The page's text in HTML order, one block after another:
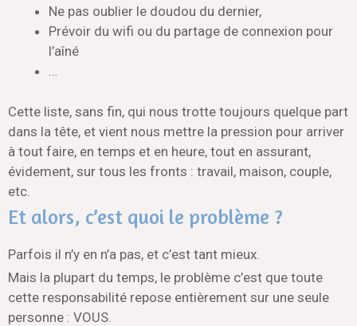
Ne pas oublier le doudou du dernier,
Prévoir du wifi ou du partage de connexion pour
l’aîné
…
Cette liste, sans fin, qui nous trotte toujours quelque part
dans la tête, et vient nous mettre la pression pour arriver
à tout faire, en temps et en heure, tout en assurant,
évidement, sur tous les fronts : travail, maison, couple,
etc.
Et alors, c’est quoi le problème ?
Parfois il n’y en n’a pas, et c’est tant mieux.
Mais la plupart du temps, le problème c’est que toute
cette responsabilité repose entièrement sur une seule
personne : VOUS.